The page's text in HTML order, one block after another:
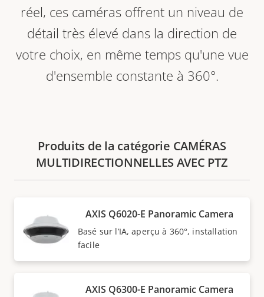
réel, ces caméras offrent un niveau de
détail très élevé dans la direction de
votre choix, en même temps qu'une vue
d'ensemble constante à 360°.
Produits de la catégorie CAMÉRAS
MULTIDIRECTIONNELLES AVEC PTZ
AXIS Q6020-E Panoramic Camera
Basé sur l’IA, aperçu à 360°, installation
facile
AXIS Q6300-E Panoramic Camera